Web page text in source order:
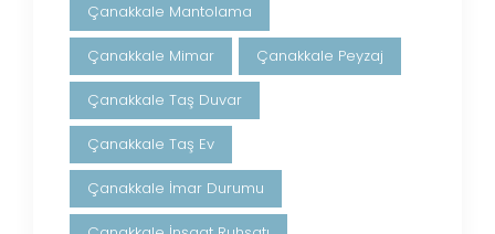
Çanakkale Mantolama
Çanakkale Mimar Çanakkale Peyzaj
Çanakkale Taş Duvar
Çanakkale Taş Ev
Çanakkale İmar Durumu